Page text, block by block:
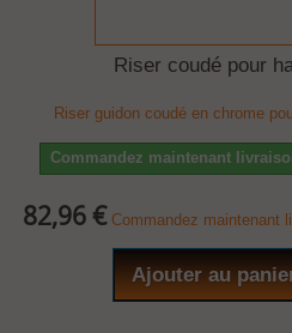
Riser coudé pour
Riser guidon coudé en chrome
Commandez maintenant
82,96 € Commandez maintenant
Ajouter au